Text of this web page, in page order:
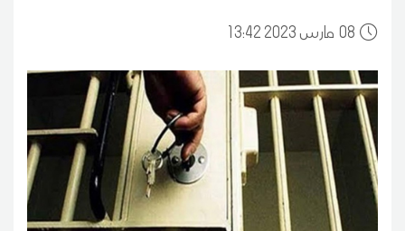
08 13:42 2023 مارس